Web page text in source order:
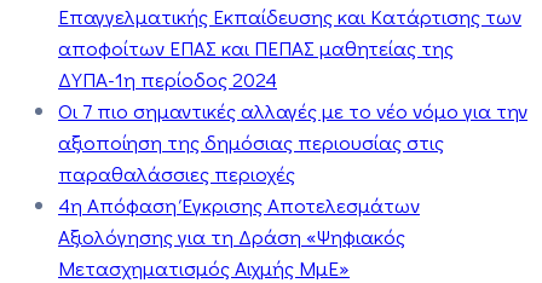
Επαγγελματικής Εκπαίδευσης και Κατάρτισης των
αποφοίτων ΕΠΑΣ και ΠΕΠΑΣ μαθητείας της
ΔΥΠΑ-1η περίοδος 2024
Οι 7 πιο σημαντικές αλλαγές με το νέο νόμο για την
αξιοποίηση της δημόσιας περιουσίας στις
παραθαλάσσιες περιοχές
4η Απόφαση Έγκρισης Αποτελεσμάτων
Αξιολόγησης για τη Δράση «Ψηφιακός
Μετασχηματισμός Αιχμής ΜμΕ»